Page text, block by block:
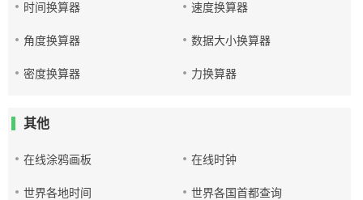
时间换算器 速度换算器
角度换算器 数据大小换算器
密度换算器 力换算器
其他
在线涂鸦画板 在线时钟
世界各地时间 世界各国首都查询